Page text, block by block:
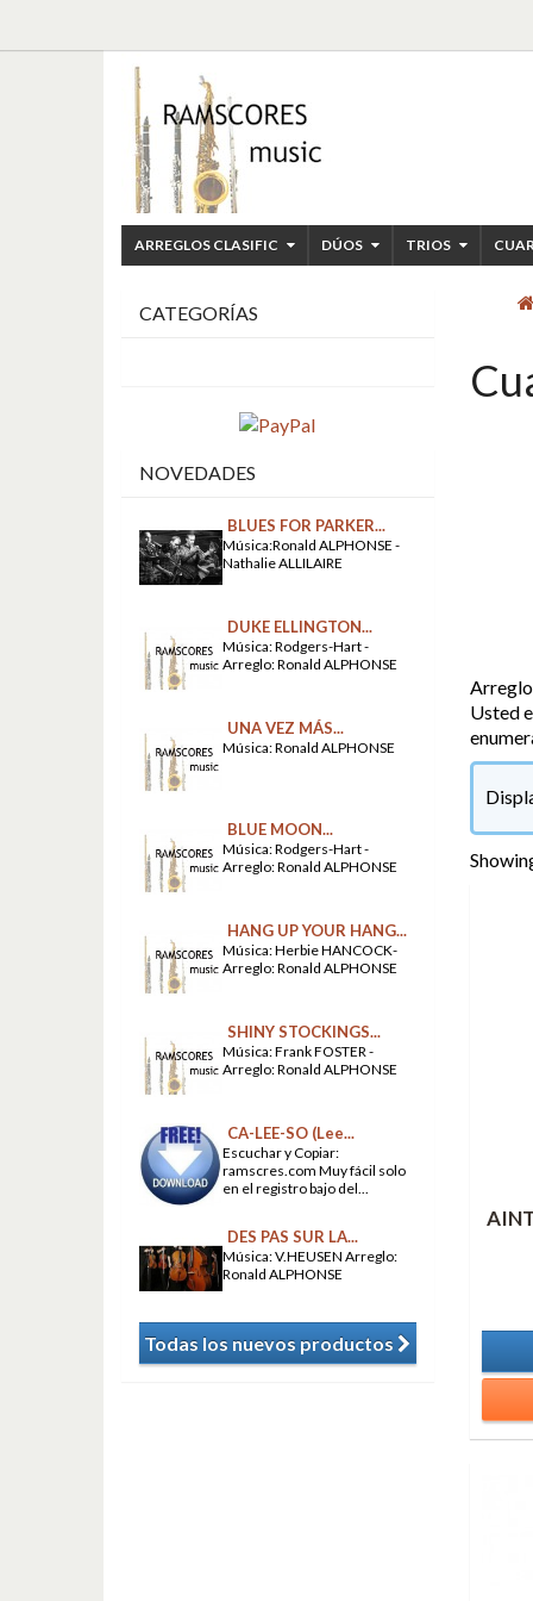
ARREGLOS CLASIFIC DÚOS TRIOS
Usted
CATEGORÍAS
NOVEDADES
BLUES FOR PARKER...
Música:Ronald ALPHONSE -
Nathalie ALLILAIRE
DUKE ELLINGTON...
Música: Rodgers-Hart -
Arreglo: Ronald ALPHONSE
UNA VEZ MÁS...
Música: Ronald ALPHONSE
BLUE MOON...
Música: Rodgers-Hart -
Arreglo: Ronald ALPHONSE
HANG UP YOUR HANG...
Música: Herbie HANCOCK-
Arreglo: Ronald ALPHONSE
SHINY STOCKINGS...
Música: Frank FOSTER -
Arreglo: Ronald ALPHONSE
CA-LEE-SO (Lee...
Escuchar y Copiar:
ramscres.com Muy fácil solo
en el registro bajo del...
DES PAS SUR LA...
Música: V.HEUSEN Arreglo:
Ronald ALPHONSE
Todas los nuevos productos